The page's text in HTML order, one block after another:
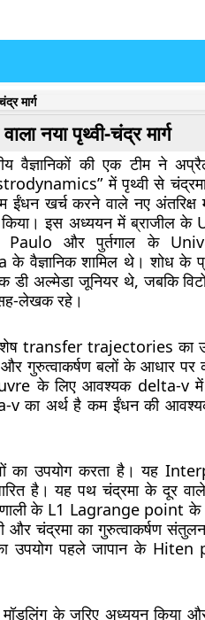
मार्ग
नया पृथ्वी-चंद्र मार्ग
वैज्ञानिकों की एक टीम ने
में पृथ्वी से
खर्च करने वाले नए अंतरिक्ष
किया। इस अध्ययन में ब्राजील
और पुर्तगाल के
के वैज्ञानिक शामिल थे। शोध
डी अल्मेडा जूनियर थे, जबकि
लेखक रहे।
transfer trajectories का
गुरुत्वाकर्षण बलों के आधार पर
के लिए आवश्यक delta-v
v का अर्थ है कम ईंधन की
का उपयोग करता है। यह
है। यह पथ चंद्रमा के दूर वाले
के L1 Lagrange point
चंद्रमा का गुरुत्वाकर्षण
उपयोग पहले जापान के
मॉडलिंग के जरिए अध्ययन किया